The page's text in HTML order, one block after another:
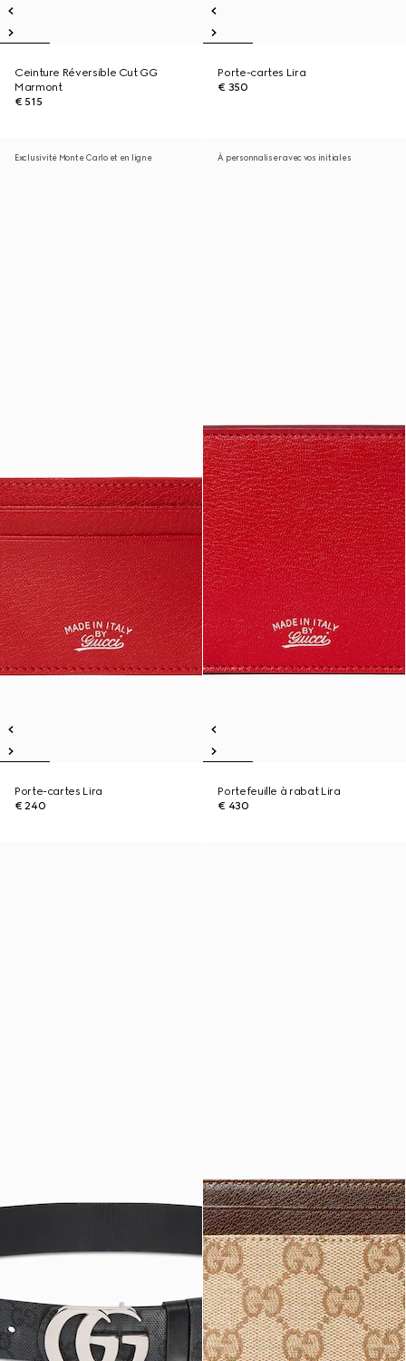
Ceinture Réversible Cut GG
Marmont
€ 515
Porte-cartes Lira
€ 350
Exclusivité Monte Carlo et en ligne
Porte-cartes Lira
€ 240
À personnaliser avec vos initiales
Portefeuille à rabat Lira
€ 430